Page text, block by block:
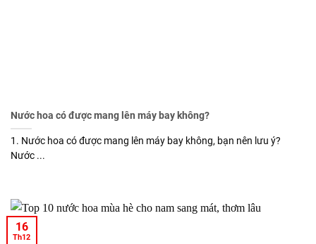
Nước hoa có được mang lên máy bay không?
1. Nước hoa có được mang lên máy bay không, bạn nên lưu ý?
Nước ...
16
Th12